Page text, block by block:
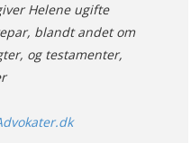
Helene ugifte
blandt andet om
og testamenter,